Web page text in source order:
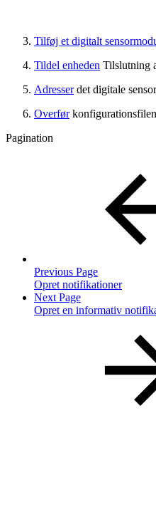
Tilføj et digitalt
Tildel enheden Tilslutning
Adresserdet digitale
Overfør
Pagination
Previous Page
Opret notifikationer
Next Page
Opret en informativ